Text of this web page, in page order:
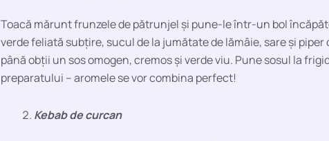
Toacă mărunt frunzele de pătrunjel și pune-le într-un bol
verde feliată subțire, sucul de la jumătate de lămâie, sare și
până obții un sos omogen, cremos și verde viu. Pune sosul la
preparatului – aromele se vor combina perfect!
Kebab de curcan